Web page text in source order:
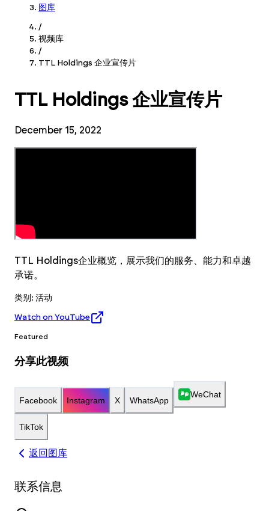
图库
/
视频库
/
TTL Holdings 企业宣传片
TTL Holdings 企业宣传片
December 15, 2022
TTL Holdings企业概览，展示我们的服务、能力和卓越
承诺。
类别 : 活动
Watch on YouTube
Featured
分享此视频
Facebook Instagram X WhatsApp
WeChat
TikTok
返回图库
联系信息